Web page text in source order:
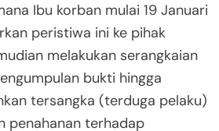
Ibu korban mulai 19 Januari
peristiwa ini ke pihak
melakukan serangkaian
bukti hingga
tersangka (terduga pelaku)
penahanan terhadap